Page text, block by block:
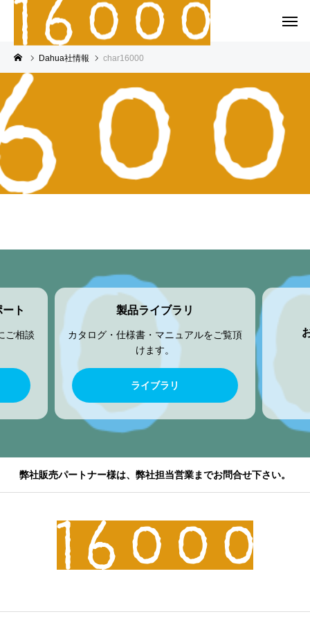
Dahua社情報 char16000
ト
ご相談
製品ライブラリ
カタログ・仕様書・マニュアルをご覧頂
けます。
ライブラリ
弊社販売パートナー様は、弊社担当営業までお問合せ下さい。